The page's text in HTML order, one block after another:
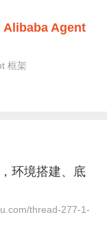
Alibaba Agent
框架
环境搭建、底
thread-277-1-